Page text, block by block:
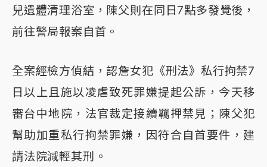
兒遺體清理浴室，陳父則在同日7點多發覺後，
前往警局報案自首。
全案經檢方偵結，認詹女犯《刑法》私行拘禁7
日以上且施以凌虐致死罪嫌提起公訴，今天移
審台中地院，法官裁定接續羈押禁見；陳父犯
幫助加重私行拘禁罪嫌，因符合自首要件，建
請法院減輕其刑。